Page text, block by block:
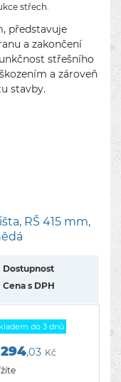
střech.
představuje
a zakončení
střešního
a zároveň
stavby.
RŠ 415 mm,
Dostupnost
Cena s DPH
do 3 dnů
294,03 Kč